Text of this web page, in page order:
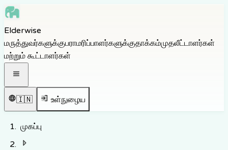
Skip to navigation
Skip to footer
Elderwise
மருத்துவர்களுக்குபராமரிப்பாளர்களுக்குதாக்கம்முதலீட்டாளர்கள்
மற்றும் கூட்டாளர்கள்
🇮🇳 உள்நுழைய
முகப்பு